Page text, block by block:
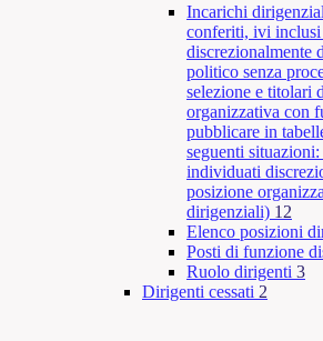
Incarichi
conferiti, ivi
discrezionalmente
politico senza
selezione e titolari
organizzativa con
pubblicare in
seguenti
individuati
posizione
dirigenziali) 12
Elenco posizioni
Posti di funzione
Ruolo dirigenti 3
Dirigenti cessati 2